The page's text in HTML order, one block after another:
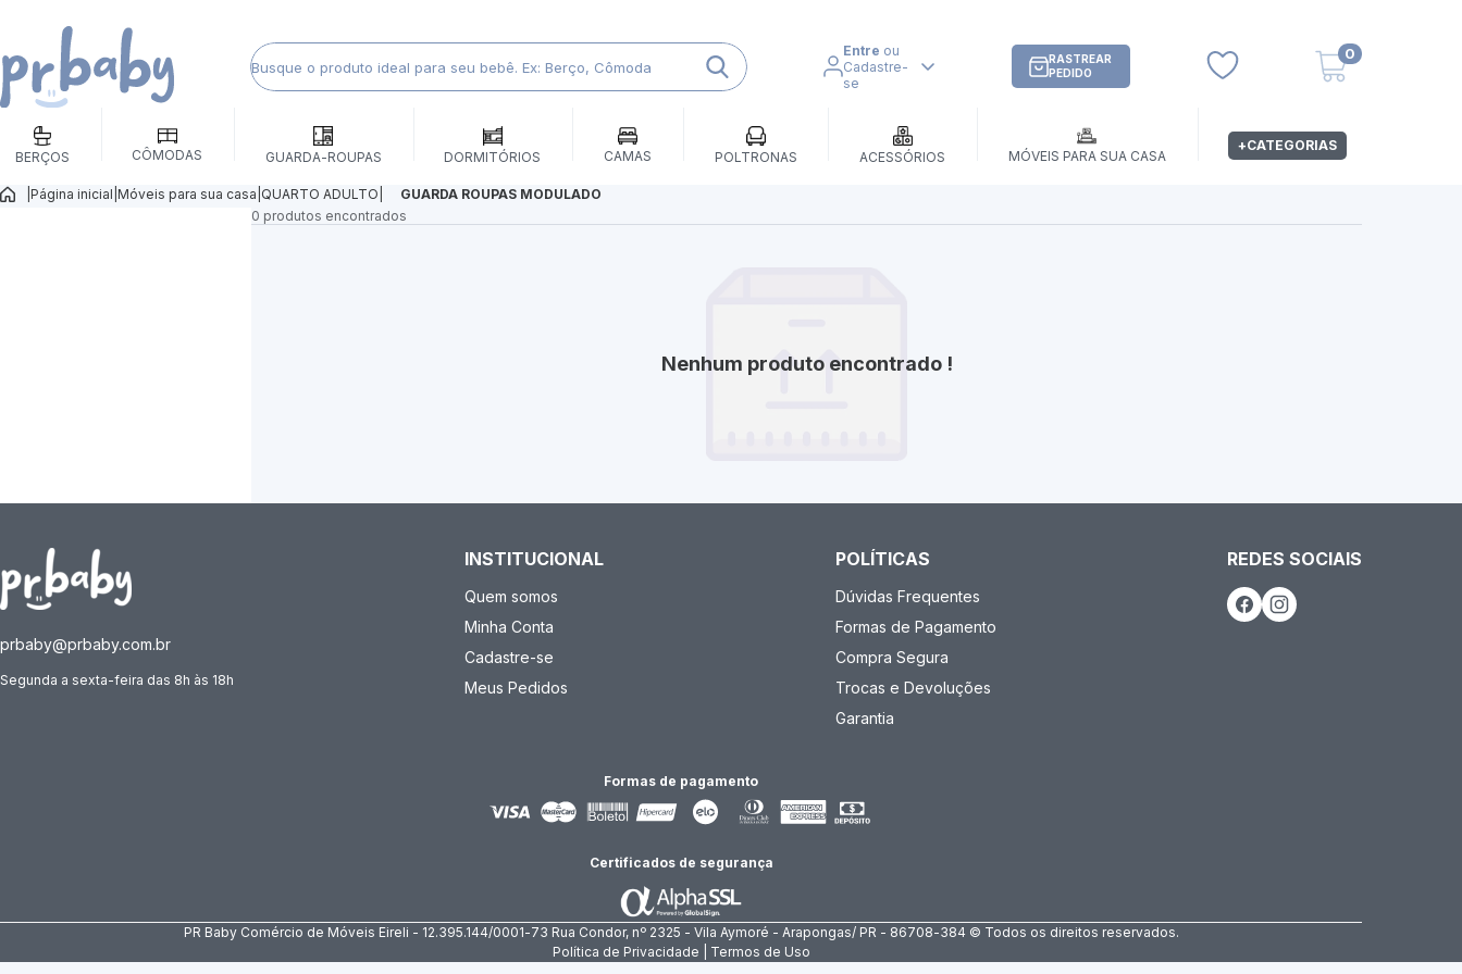
Entre ou
Cadastre-
se
RASTREAR
PEDIDO
0
BERÇOS CÔMODAS GUARDA-ROUPAS DORMITÓRIOS CAMAS POLTRONAS ACESSÓRIOS MÓVEIS PARA SUA CASA
+CATEGORIAS
Página inicial Móveis para sua casa QUARTO ADULTO
GUARDA ROUPAS MODULADO
0 produtos encontrados
Nenhum produto encontrado !
prbaby@prbaby.com.br
Segunda a sexta-feira das 8h às 18h
INSTITUCIONAL
Quem somos
Minha Conta
Cadastre-se
Meus Pedidos
POLÍTICAS
Dúvidas Frequentes
Formas de Pagamento
Compra Segura
Trocas e Devoluções
Garantia
REDES SOCIAIS
Formas de pagamento
Certificados de segurança
PR Baby Comércio de Móveis Eireli - 12.395.144/0001-73 Rua Condor, nº 2325 - Vila Aymoré - Arapongas/ PR - 86708-384 © Todos os direitos reservados.
Política de Privacidade | Termos de Uso